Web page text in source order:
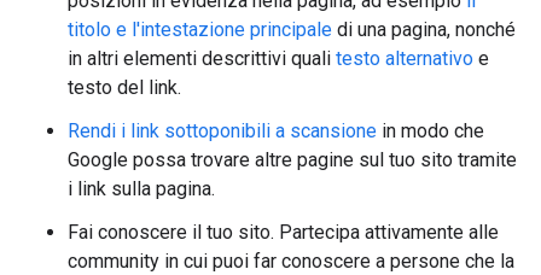
titolo e l'intestazione principale di una pagina, nonché
in altri elementi descrittivi quali testo alternativo e
testo del link.
Rendi i link sottoponibili a scansione in modo che
Google possa trovare altre pagine sul tuo sito tramite
i link sulla pagina.
Fai conoscere il tuo sito. Partecipa attivamente alle
community in cui puoi far conoscere a persone che la